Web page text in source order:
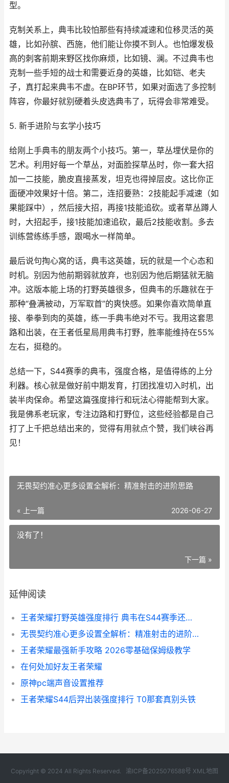
型。
克制关系上，典韦比较怕那些有持续减速和位移灵活的英
雄，比如孙膑、西施，他们能让你摸不到人。也怕爆发极
高的刺客前期来野区找你麻烦，比如镜、澜。不过典韦也
克制一些手短的战士和需要近身的英雄，比如铠、老夫
子，真打起来典韦不虚。在BP环节，如果对面选了多控制
阵容，你最好就别硬着头皮选典韦了，玩得会非常难受。
5. 新手进阶与玄学小技巧
给刚上手典韦的朋友两个小技巧。第一，草丛埋伏是你的
艺术。利用好每一个草丛，对面脸探草丛时，你一套大招
加一二技能，脆皮直接蒸发，坦克也得掉层皮。这比你正
面硬冲效果好十倍。第二，连招要熟：2技能起手减速（如
果能踩中），然后接大招，再接1技能追砍。或者草丛蹲人
时，大招起手，接1技能加速追砍，最后2技能收割。多去
训练营练练手感，跟喝水一样简单。
最后说句掏心窝的话，典韦这英雄，玩的就是一个心态和
时机。别因为他前期弱就放弃，也别因为他后期猛就无脑
冲。这版本能上场的打野英雄很多，但典韦的乐趣就在于
那种“叠满被动，万军取首”的爽快感。如果你喜欢简单直
接、拳拳到肉的英雄，练一手典韦绝对不亏。我用这套思
路和出装，在王者低星局用典韦打野，胜率能维持在55%
左右，挺稳的。
总结一下，S44赛季的典韦，强度合格，是值得练的上分
利器。核心就是做好前中期发育，打团找准切入时机，出
装半肉保命。希望这篇强度排行和玩法心得能帮到大家。
我是佛系老玩家，专注边路和打野位，这些经验都是自己
打了上千把总结出来的，觉得有用就点个赞，我们峡谷再
见！
无畏契约准心更多设置全解析：精准射击的进阶思路
« 上一篇 2026-06-27
没有了！
下一篇 »
延伸阅读
王者荣耀打野英雄强度排行 典韦在S44赛季还能玩吗
无畏契约准心更多设置全解析：精准射击的进阶思路
王者荣耀最强新手攻略 2026零基础保姆级教学
在何处加好友王者荣耀
原神pc端声音设置推荐
王者荣耀S44后羿出装强度排行 T0那套真别头铁
Copyright © 2024 All Rights Reserved. 渝ICP备2025076588号 XML地图